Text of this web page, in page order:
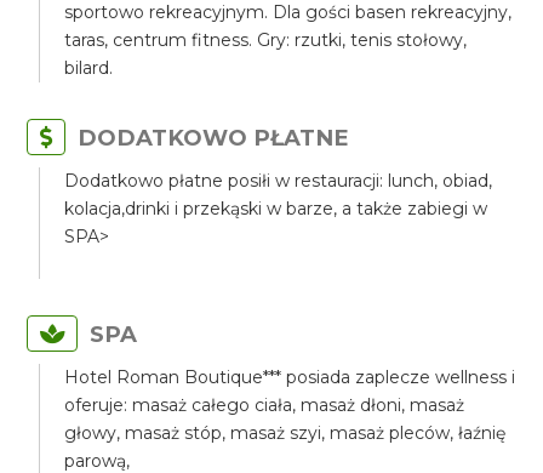
sportowo rekreacyjnym. Dla gości basen rekreacyjny,
taras, centrum fitness. Gry: rzutki, tenis stołowy,
bilard.
DODATKOWO PŁATNE
Dodatkowo płatne posiłi w restauracji: lunch, obiad,
kolacja,drinki i przekąski w barze, a także zabiegi w
SPA>
SPA
Hotel Roman Boutique*** posiada zaplecze wellness i
oferuje: masaż całego ciała, masaż dłoni, masaż
głowy, masaż stóp, masaż szyi, masaż pleców, łaźnię
parową,